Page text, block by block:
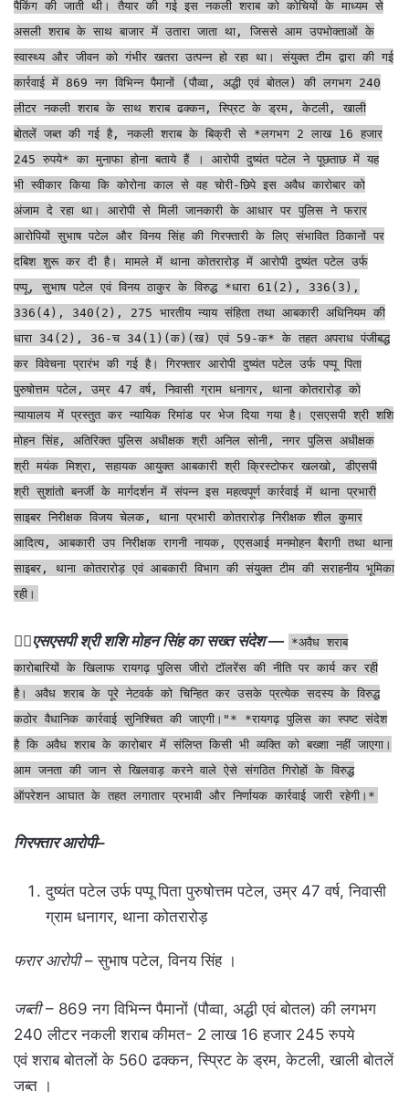
पैकिंग की जाती थी। तैयार की गई इस नकली शराब को कोचियों के माध्यम से
असली शराब के साथ बाजार में उतारा जाता था, जिससे आम उपभोक्ताओं के
स्वास्थ्य और जीवन को गंभीर खतरा उत्पन्न हो रहा था। संयुक्त टीम द्वारा की गई
कार्रवाई में 869 नग विभिन्न पैमानों (पौव्वा, अद्धी एवं बोतल) की लगभग 240
लीटर नकली शराब के साथ शराब ढक्कन, स्प्रिट के ड्रम, केटली, खाली
बोतलें जब्त की गई है, नकली शराब के बिक्री से *लगभग 2 लाख 16 हजार
245 रुपये* का मुनाफा होना बताये हैं । आरोपी दुष्यंत पटेल ने पूछताछ में यह
भी स्वीकार किया कि कोरोना काल से वह चोरी-छिपे इस अवैध कारोबार को
अंजाम दे रहा था। आरोपी से मिली जानकारी के आधार पर पुलिस ने फरार
आरोपियों सुभाष पटेल और विनय सिंह की गिरफ्तारी के लिए संभावित ठिकानों पर
दबिश शुरू कर दी है। मामले में थाना कोतरारोड़ में आरोपी दुष्यंत पटेल उर्फ
पप्पू, सुभाष पटेल एवं विनय ठाकुर के विरुद्ध *धारा 61(2), 336(3),
336(4), 340(2), 275 भारतीय न्याय संहिता तथा आबकारी अधिनियम की
धारा 34(2), 36-च 34(1)(क)(ख) एवं 59-क* के तहत अपराध पंजीबद्ध
कर विवेचना प्रारंभ की गई है। गिरफ्तार आरोपी दुष्यंत पटेल उर्फ पप्पू पिता
पुरुषोत्तम पटेल, उम्र 47 वर्ष, निवासी ग्राम धनागर, थाना कोतरारोड़ को
न्यायालय में प्रस्तुत कर न्यायिक रिमांड पर भेज दिया गया है। एसएसपी श्री शशि
मोहन सिंह, अतिरिक्त पुलिस अधीक्षक श्री अनिल सोनी, नगर पुलिस अधीक्षक
श्री मयंक मिश्रा, सहायक आयुक्त आबकारी श्री क्रिस्टोफर खलखो, डीएसपी
श्री सुशांतो बनर्जी के मार्गदर्शन में संपन्न इस महत्वपूर्ण कार्रवाई में थाना प्रभारी
साइबर निरीक्षक विजय चेलक, थाना प्रभारी कोतरारोड़ निरीक्षक शील कुमार
आदित्य, आबकारी उप निरीक्षक रागनी नायक, एएसआई मनमोहन बैरागी तथा थाना
साइबर, थाना कोतरारोड़ एवं आबकारी विभाग की संयुक्त टीम की सराहनीय भूमिका
रही।
👉🏻एसएसपी श्री शशि मोहन सिंह का सख्त संदेश— *अवैध शराब
कारोबारियों के खिलाफ रायगढ़ पुलिस जीरो टॉलरेंस की नीति पर कार्य कर रही
है। अवैध शराब के पूरे नेटवर्क को चिन्हित कर उसके प्रत्येक सदस्य के विरुद्ध
कठोर वैधानिक कार्रवाई सुनिश्चित की जाएगी।"* *रायगढ़ पुलिस का स्पष्ट संदेश
है कि अवैध शराब के कारोबार में संलिप्त किसी भी व्यक्ति को बख्शा नहीं जाएगा।
आम जनता की जान से खिलवाड़ करने वाले ऐसे संगठित गिरोहों के विरुद्ध
ऑपरेशन आघात के तहत लगातार प्रभावी और निर्णायक कार्रवाई जारी रहेगी।*
गिरफ्तार आरोपी–
दुष्यंत पटेल उर्फ पप्पू पिता पुरुषोत्तम पटेल, उम्र 47 वर्ष, निवासी
ग्राम धनागर, थाना कोतरारोड़
फरार आरोपी– सुभाष पटेल, विनय सिंह ।
जब्ती– 869 नग विभिन्न पैमानों (पौव्वा, अद्धी एवं बोतल) की लगभग
240 लीटर नकली शराब कीमत- 2 लाख 16 हजार 245 रुपये
एवं शराब बोतलों के 560 ढक्कन, स्प्रिट के ड्रम, केटली, खाली बोतलें
जब्त ।